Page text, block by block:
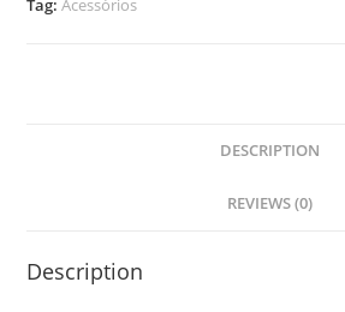
Tag:Acessórios
DESCRIPTION
REVIEWS (0)
Description